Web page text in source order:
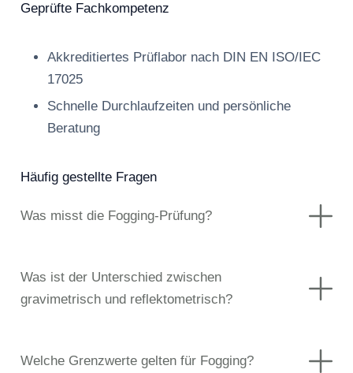
Geprüfte Fachkompetenz
Akkreditiertes Prüflabor nach DIN EN ISO/IEC
17025
Schnelle Durchlaufzeiten und persönliche
Beratung
Häufig gestellte Fragen
Was misst die Fogging-Prüfung?
Was ist der Unterschied zwischen
gravimetrisch und reflektometrisch?
Welche Grenzwerte gelten für Fogging?